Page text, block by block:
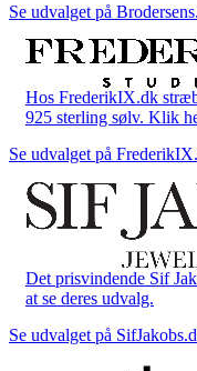
Se udvalget på
Hos FrederikIX.dk
925 sterling sølv. Klik
Se udvalget på
Det prisvindende Sif
at se deres udvalg.
Se udvalget på